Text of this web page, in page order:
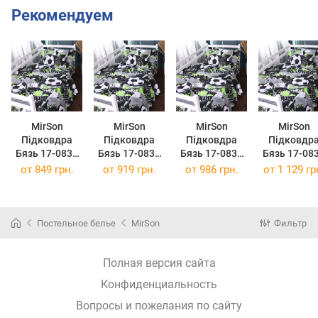
Рекомендуем
MirSon
Підковдра
Бязь 17-0837
Urban football
MirSon
Підковдра
Бязь 17-0837
Urban football
MirSon
Підковдра
Бязь 17-0837
Urban football
MirSon
Бязь 17-
Urban
от 849 грн. от 919 грн. от 986 грн. от 1 129
Постельное белье MirSon Фильтр
Полная версия сайта
Конфиденциальность
Вопросы и пожелания по сайту